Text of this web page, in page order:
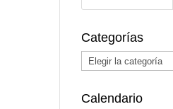
Categorías
Categorías
Calendario